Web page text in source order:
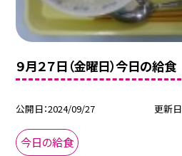
９月２７日（金曜日）今日の給食
公開日 2024/09/27 更新日
今日の給食